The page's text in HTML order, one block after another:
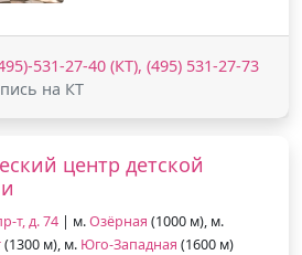
531-27-40 (КТ), (495) 531-27-73
на КТ
центр детской
т, д. 74 | м.Озёрная (1000 м), м.
(1300 м), м. Юго-Западная (1600 м)